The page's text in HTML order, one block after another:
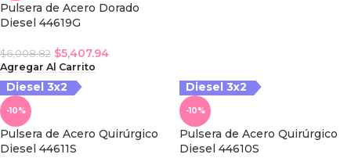
Pulsera de Acero Dorado
Diesel 44619G
$6,008.82 $5,407.94
Agregar Al Carrito
Diesel 3x2
-10%
Pulsera de Acero Quirúrgico
Diesel 44611S
Diesel 3x2
3x2
-10%
Pulsera de Acero Quirúrgico
Diesel 44610S